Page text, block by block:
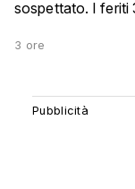
sospettato. I feriti
3 ore